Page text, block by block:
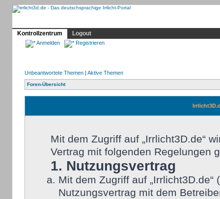
Kontrollzentrum
Logout
Anmelden Registrieren
Unbeantwortete Themen| Aktive Themen
Foren-Übersicht
Mit dem Zugriff auf „Irrlicht3D.de“
Vertrag mit folgenden Regelungen
1. Nutzungsvertrag
Mit dem Zugriff auf
Nutzungsvertrag mit dem